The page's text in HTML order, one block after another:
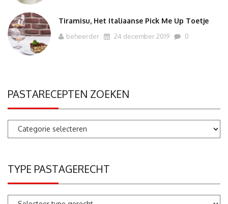
Tiramisu, Het Italiaanse Pick Me Up Toetje
beheerder 24 december 2019 0
PASTARECEPTEN ZOEKEN
Pastarecepten
TYPE PASTAGERECHT